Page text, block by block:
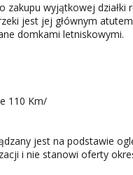
zakupu wyjątkowej
jest jej głównym
domkami letniskowymi.
110 Km/
jest na podstawie
i nie stanowi oferty